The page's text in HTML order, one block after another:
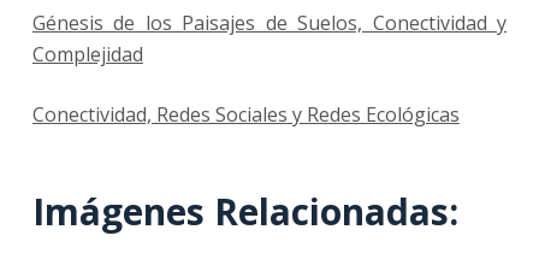
Génesis de los Paisajes de Suelos, Conectividad y
Complejidad
Conectividad, Redes Sociales y Redes Ecológicas
Imágenes Relacionadas: